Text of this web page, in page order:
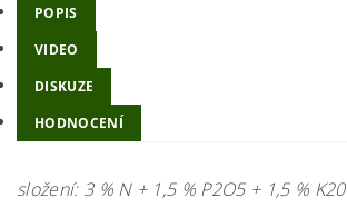
POPIS
VIDEO
DISKUZE
HODNOCENÍ
složení: 3 % N + 1,5 % P2O5 + 1,5 % K20